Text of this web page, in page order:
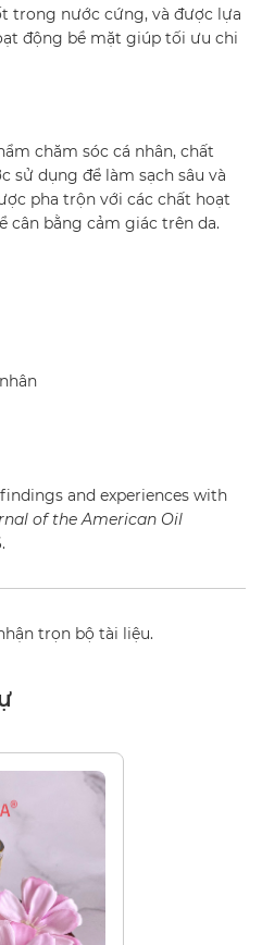
trong nước cứng, và được lựa
động bề mặt giúp tối ưu chi
chăm sóc cá nhân, chất
sử dụng để làm sạch sâu và
pha trộn với các chất hoạt
cân bằng cảm giác trên da.
findings and experiences with
of the American Oil
trọn bộ tài liệu.